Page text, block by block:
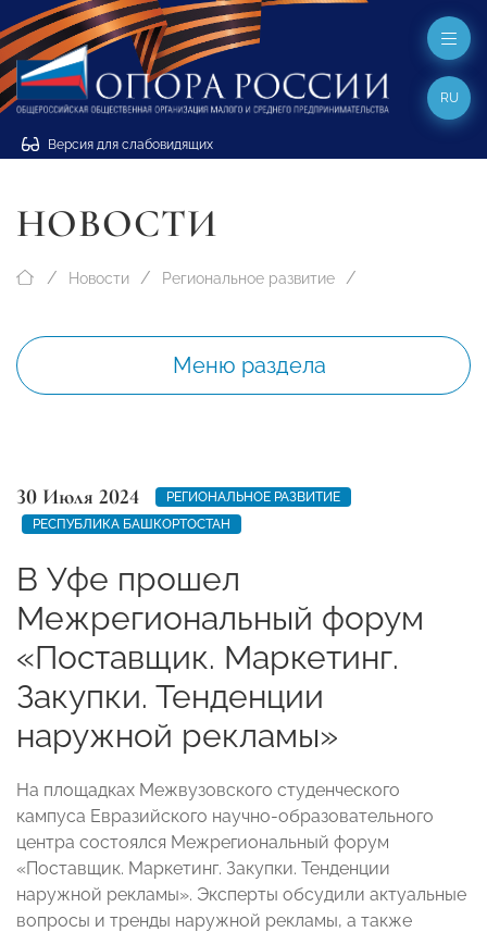
Версия для слабовидящих
RU
НОВОСТИ
Новости Региональное развитие
Меню раздела
30 Июля 2024
РЕГИОНАЛЬНОЕ РАЗВИТИЕ
РЕСПУБЛИКА БАШКОРТОСТАН
В Уфе прошел
Межрегиональный форум
«Поставщик. Маркетинг.
Закупки. Тенденции
наружной рекламы»
На площадках Межвузовского студенческого
кампуса Евразийского научно-образовательного
центра состоялся Межрегиональный форум
«Поставщик. Маркетинг. Закупки. Тенденции
наружной рекламы». Эксперты обсудили актуальные
вопросы и тренды наружной рекламы, а также